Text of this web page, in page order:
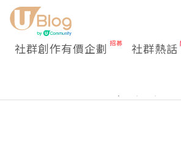
社群創作有價企劃 社群熱話